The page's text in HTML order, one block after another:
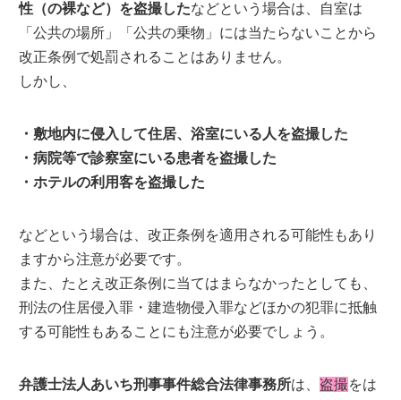
性（の裸など）を盗撮したなどという場合は、自室は
「公共の場所」「公共の乗物」には当たらないことから
改正条例で処罰されることはありません。
しかし、
・敷地内に侵入して住居、浴室にいる人を盗撮した
・病院等で診察室にいる患者を盗撮した
・ホテルの利用客を盗撮した
などという場合は、改正条例を適用される可能性もあり
ますから注意が必要です。
また、たとえ改正条例に当てはまらなかったとしても、
刑法の住居侵入罪・建造物侵入罪などほかの犯罪に抵触
する可能性もあることにも注意が必要でしょう。
弁護士法人あいち刑事事件総合法律事務所は、 盗撮をは